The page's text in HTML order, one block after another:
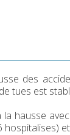
des
tues est
hausse